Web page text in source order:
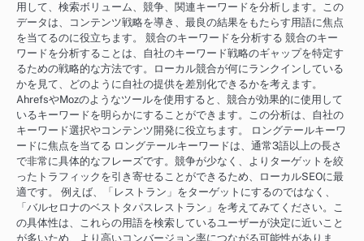
用して、検索ボリューム、競争、関連キーワードを分析します。この
データは、コンテンツ戦略を導き、最良の結果をもたらす用語に焦点
を当てるのに役立ちます。 競合のキーワードを分析する 競合のキー
ワードを分析することは、自社のキーワード戦略のギャップを特定す
るための戦略的な方法です。ローカル競合が何にランクインしている
かを見て、どのように自社の提供を差別化できるかを考えます。
AhrefsやMozのようなツールを使用すると、競合が効果的に使用して
いるキーワードを明らかにすることができます。この分析は、自社の
キーワード選択やコンテンツ開発に役立ちます。 ロングテールキーワ
ードに焦点を当てる ロングテールキーワードは、通常3語以上の長さ
で非常に具体的なフレーズです。競争が少なく、よりターゲットを絞
ったトラフィックを引き寄せることができるため、ローカルSEOに最
適です。 例えば、「レストラン」をターゲットにするのではなく、
「バルセロナのベストタパスレストラン」を考えてみてください。こ
の具体性は、これらの用語を検索しているユーザーが決定に近いこと
が多いため、より高いコンバージョン率につながる可能性がありま